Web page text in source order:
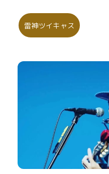
雷神ツイキャス